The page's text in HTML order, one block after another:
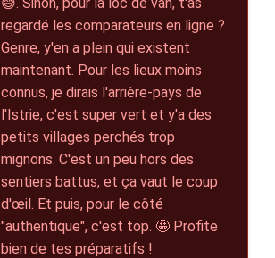
regardé les comparateurs en ligne ?
Genre, y'en a plein qui existent
maintenant. Pour les lieux moins
connus, je dirais l'arrière-pays de
l'Istrie, c'est super vert et y'a des
petits villages perchés trop
mignons. C'est un peu hors des
sentiers battus, et ça vaut le coup
d'œil. Et puis, pour le côté
"authentique", c'est top. 🤩 Profite
bien de tes préparatifs !